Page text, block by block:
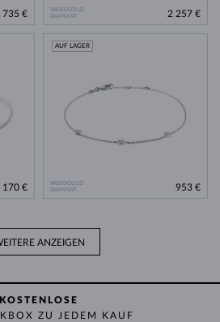
735 €
WEISSGOLD
DIAMANT
2 257 €
170 €
WEISSGOLD
DIAMANT
AUF LAGER
953 €
ANZEIGEN
KOSTENLOSE
ZU JEDEM KAUF